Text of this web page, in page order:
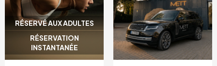
RÉSERVÉ AUX ADULTES
RÉSERVATION
INSTANTANÉE